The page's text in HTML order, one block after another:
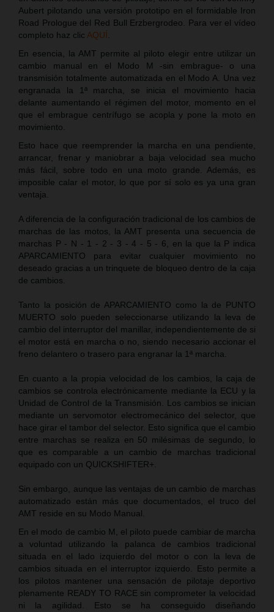
Aubert pilotando una versión prototipo en el formidable Iron
Road Prologue del Red Bull Erzbergrodeo. Para ver el vídeo
completo haz clic AQUÍ
En esencia, la AMT permite al piloto elegir entre utilizar un
cambio manual en el Modo M -sin embrague- o una
transmisión totalmente automatizada en el Modo A. Una vez
engranada la 1ª marcha, se inicia el movimiento hacia
delante aumentando el régimen del motor, momento en el
que el embrague centrífugo se acopla y pone la moto en
movimiento.
Esto hace que reemprender la marcha en una pendiente,
arrancar, frenar y maniobrar a baja velocidad sea mucho
más fácil, sobre todo en una moto grande. Además, es
imposible calar el motor, lo que por sí solo es ya una gran
ventaja.
A diferencia de la configuración tradicional de los cambios de
marchas de las motos, la AMT presenta una secuencia de
marchas P - N - 1 - 2 - 3 - 4 - 5 - 6, en la que la P indica
APARCAMIENTO para evitar cualquier movimiento no
deseado gracias a un trinquete de bloqueo dentro de la caja
de cambios.
Tanto la posición de APARCAMIENTO como la de PUNTO
MUERTO solo pueden seleccionarse utilizando la leva de
cambio del interruptor del manillar, independientemente de si
el motor está en marcha o no, siendo necesario accionar el
freno delantero o trasero para engranar la 1ª marcha.
En cuanto a la propia velocidad de los cambios, la caja de
cambios se controla electrónicamente mediante la ECU y la
Unidad de Control de la Transmisión. Los cambios se inician
mediante un servomotor electromecánico del selector, que
hace girar el tambor del selector. Esto significa que el cambio
entre marchas se realiza en 50 milésimas de segundo, lo
que es comparable a un cambio de marchas tradicional
equipado con un QUICKSHIFTER+.
Sin embargo, aunque las ventajas de un cambio de marchas
automatizado están más que documentados, el truco del
AMT reside en su Modo Manual.
En el modo de cambio M, el piloto puede cambiar de marcha
a voluntad utilizando la palanca de cambios tradicional
situada en el lado izquierdo del motor o con la leva de
cambios situada en el interruptor izquierdo. Esto permite a
los pilotos mantener una sensación de pilotaje deportivo
plenamente READY TO RACE sin comprometer la velocidad
ni la agilidad. Esto se ha conseguido diseñando